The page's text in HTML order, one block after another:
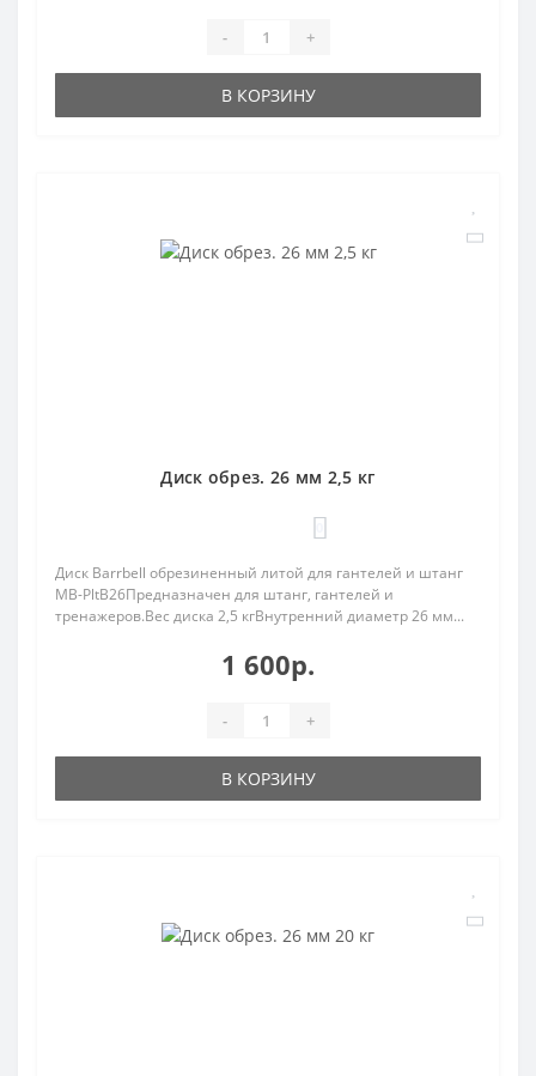
- +
В КОРЗИНУ
Диск обрез. 26 мм 2,5 кг
Диск Barrbell обрезиненный литой для гантелей и штанг
MB-PltB26Предназначен для штанг, гантелей и
тренажеров.Вес диска 2,5 кгВнутренний диаметр 26 мм...
1 600р.
- +
В КОРЗИНУ